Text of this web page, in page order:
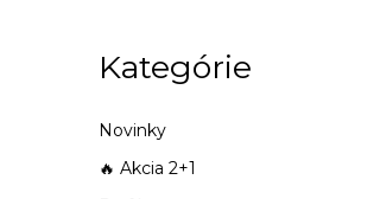
o
č
n
Preskočiť
kategórie
Kategórie
Novinky
🔥 Akcia 2+1